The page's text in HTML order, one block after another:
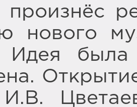
произнёс
нового
Идея
И.В.